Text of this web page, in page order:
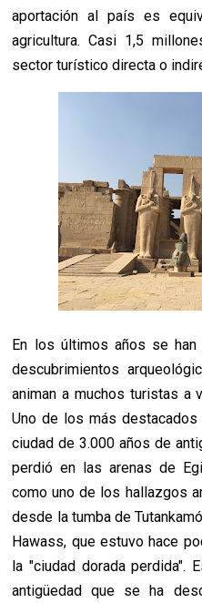
aportación al país es
agricultura. Casi 1,5
sector turístico directa o
En los últimos años se han
descubrimientos
animan a muchos turistas a
Uno de los más
ciudad de 3.000 años de
perdió en las arenas de
como uno de los hallazgos
desde la tumba de
Hawass, que estuvo hace
la "ciudad dorada perdida".
antigüedad que se ha